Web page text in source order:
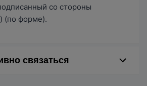
со стороны
(по форме).
связаться